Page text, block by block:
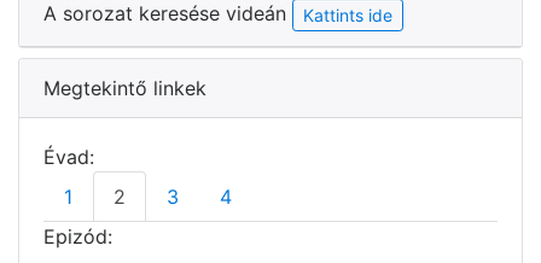
A sorozat keresése videán Kattints ide
Megtekintő linkek
Évad:
1
2 3
4
Epizód: